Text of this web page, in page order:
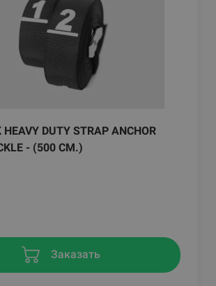
DUTY STRAP ANCHOR
- (500 CM.)
Заказать